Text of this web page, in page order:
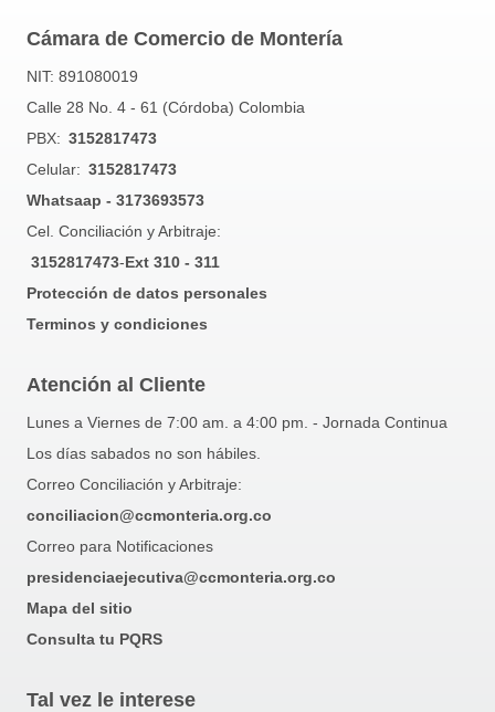
Cámara de Comercio de Montería
NIT: 891080019
Calle 28 No. 4 - 61 (Córdoba) Colombia
PBX: 3152817473
Celular: 3152817473
Whatsaap - 3173693573
Cel. Conciliación y Arbitraje:
3152817473-Ext 310 - 311
Protección de datos personales
Terminos y condiciones
Atención al Cliente
Lunes a Viernes de 7:00 am. a 4:00 pm. - Jornada Continua
Los días sabados no son hábiles.
Correo Conciliación y Arbitraje:
conciliacion@ccmonteria.org.co
Correo para Notificaciones
presidenciaejecutiva@ccmonteria.org.co
Mapa del sitio
Consulta tu PQRS
Tal vez le interese